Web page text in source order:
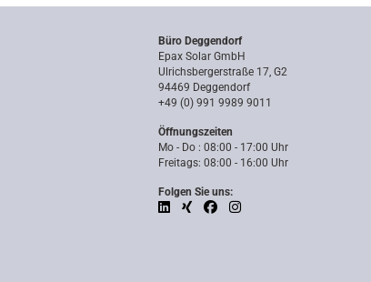
Büro Deggendorf
Epax Solar GmbH
Ulrichsbergerstraße 17, G2
94469 Deggendorf
+49 (0) 991 9989 9011
Öffnungszeiten
Mo - Do : 08:00 - 17:00 Uhr
Freitags: 08:00 - 16:00 Uhr
Folgen Sie uns: